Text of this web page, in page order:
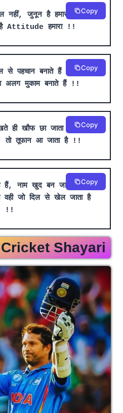
नहीं, जुनून है हमारा
Attitude हमारा !!
Copy
से पहचान बनाते हैं
अलग मुकाम बनाते हैं !!
Copy
ही खौफ छा जाता है
तो तूफान आ जाता है !!
Copy
हैं, नाम खुद बन जाता है
वही जो दिल से खेल जाता है
!!
Copy
Shayari